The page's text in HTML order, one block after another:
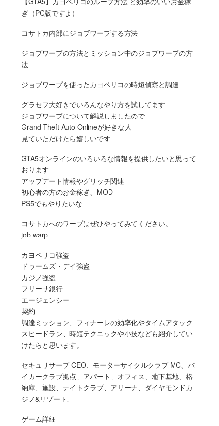
ぎ（PC版ですよ）
コサトカ内部にジョブワープする方法
ジョブワープの方法とミッション中のジョブワープの方
法
ジョブワープを使ったカヨペリコの時短偵察と調達
グラセフ大好きでいろんなやり方を試してます
ジョブワープについて解説しましたので
Grand Theft Auto Onlineが好きな人
見ていただけたら嬉しいです
GTA5オンラインのいろいろな情報を提供したいと思って
おります
アップデート情報やグリッチ関連
初心者の方のお金稼ぎ、MOD
PS5でもやりたいな
コサトカへのワープはぜひやってみてください。
job warp
カヨペリコ強盗
ドゥームズ・デイ強盗
カジノ強盗
フリーサ銀行
エージェンシー
契約
調達ミッション、フィナーレの効率化やタイムアタック
スピードラン、時短テクニックや小技なども紹介してい
けたらと思います。
セキュリサーブ CEO、モーターサイクルクラブ MC、バ
イカークラブ拠点、アパート、オフィス、地下基地、格
納庫、施設、ナイトクラブ、アリーナ、ダイヤモンドカ
ジノ&リゾート、
ゲーム詳細